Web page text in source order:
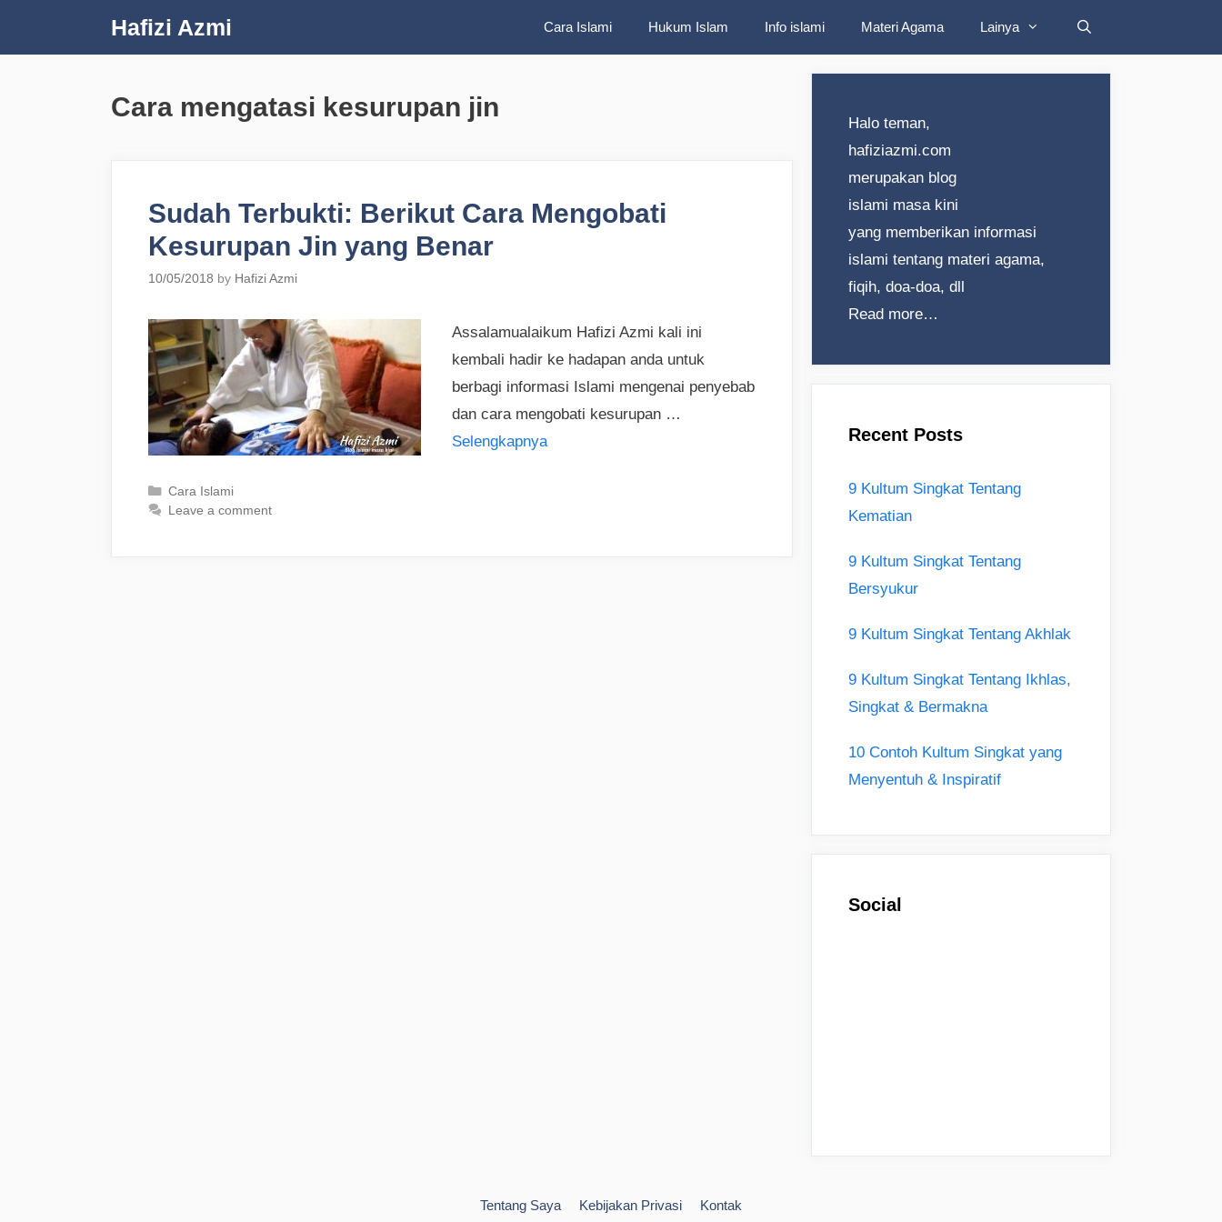
Hafizi Azmi Cara Islami Hukum Islam Info islami Materi Agama Lainya
Cara mengatasi kesurupan jin
Sudah Terbukti: Berikut Cara Mengobati
Kesurupan Jin yang Benar
10/05/2018 by Hafizi Azmi
Assalamualaikum Hafizi Azmi kali ini
kembali hadir ke hadapan anda untuk
berbagi informasi Islami mengenai penyebab
dan cara mengobati kesurupan …
Selengkapnya
Categories
Cara Islami
Leave a comment
Halo teman,
hafiziazmi.com
merupakan blog
islami masa kini
yang memberikan informasi
islami tentang materi agama,
fiqih, doa-doa, dll
Read more…
Recent Posts
9 Kultum Singkat Tentang
Kematian
9 Kultum Singkat Tentang
Bersyukur
9 Kultum Singkat Tentang Akhlak
9 Kultum Singkat Tentang Ikhlas,
Singkat & Bermakna
10 Contoh Kultum Singkat yang
Menyentuh & Inspiratif
Social
Tentang Saya Kebijakan Privasi Kontak